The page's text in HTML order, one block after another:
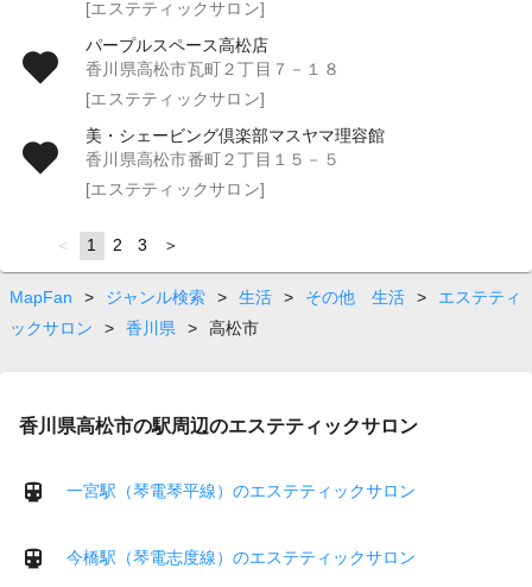
[エステティックサロン]
パープルスペース高松店
香川県高松市瓦町２丁目７－１８
[エステティックサロン]
美・シェービング倶楽部マスヤマ理容館
香川県高松市番町２丁目１５－５
[エステティックサロン]
page
You're
on
page
1 page
2 page
3 page
MapFan > ジャンル検索 > 生活 > その他 生活 >
エステティ
ックサロン
> 香川県 > 高松市
香川県高松市の駅周辺のエステティックサロン
一宮駅（琴電琴平線）のエステティックサロン
今橋駅（琴電志度線）のエステティックサロン